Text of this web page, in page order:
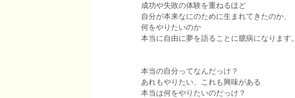
成功や失敗の体験を重ねるほど
自分が本来なにのために生まれてきたのか、
何をやりたいのか
本当に自由に夢を語ることに臆病になります。
本当の自分ってなんだっけ？
あれもやりたい、これも興味がある
本当は何をやりたいのだっけ？